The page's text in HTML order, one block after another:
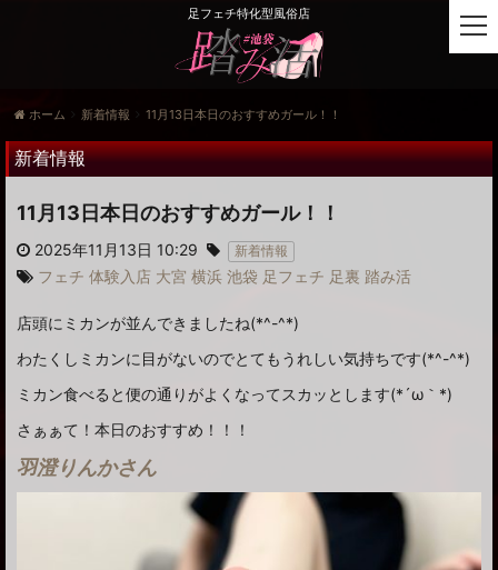
足フェチ特化型風俗店
ホーム 新着情報 11月13日本日のおすすめガール！！
新着情報
11月13日本日のおすすめガール！！
2025年11月13日 10:29 新着情報
フェチ 体験入店 大宮 横浜 池袋 足フェチ 足裏 踏み活
店頭にミカンが並んできましたね(*^-^*)
わたくしミカンに目がないのでとてもうれしい気持ちです(*^-^*)
ミカン食べると便の通りがよくなってスカッとします(*´ω｀*)
さぁぁて！本日のおすすめ！！！
羽澄りんかさん
t
o
e